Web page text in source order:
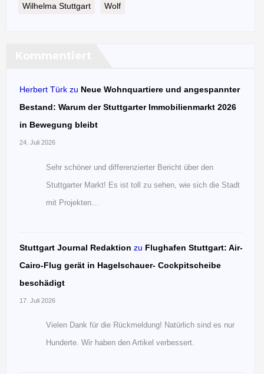
Wilhelma Stuttgart Wolf
Herbert Türk zu Neue Wohnquartiere und angespannter
Bestand: Warum der Stuttgarter Immobilienmarkt 2026
in Bewegung bleibt
24. Juli 2026
Sehr schöner und differenzierter Bericht über den
Stuttgarter Markt! Es ist toll zu sehen, wie sich die Stadt
mit Projekten…
Stuttgart Journal Redaktion zu Flughafen Stuttgart: Air-
Cairo-Flug gerät in Hagelschauer- Cockpitscheibe
beschädigt
17. Juli 2026
Vielen Dank für die Rückmeldung! Natürlich sind es nur
Hunderte. Wir haben den Artikel verbessert.